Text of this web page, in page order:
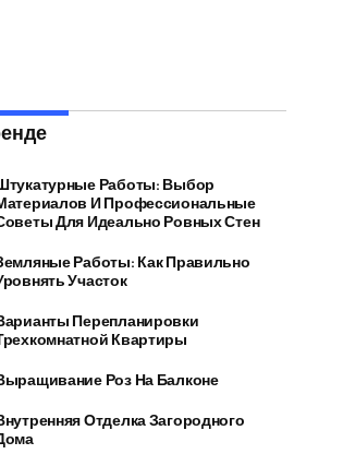
Работы: Выбор
И Профессиональные
Для Идеально Ровных Стен
Работы: Как Правильно
Участок
Перепланировки
Квартиры
Роз На Балконе
Отделка Загородного